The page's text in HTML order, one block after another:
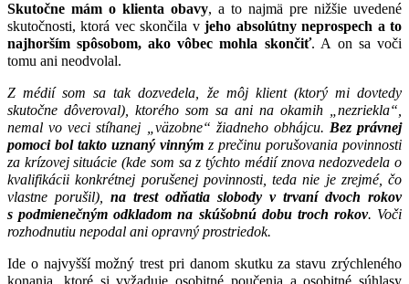
Skutočne mám o klienta obavy, a to najmä pre nižšie uvedené
skutočnosti, ktorá vec skončila vjeho absolútny neprospech a to
najhorším spôsobom, ako vôbec mohla skončiť. A on sa voči
tomu ani neodvolal.
Z médií som sa tak dozvedela, že môj klient (ktorý mi dovtedy
skutočne dôveroval), ktorého som sa ani na okamih „nezriekla“,
nemal vo veci stíhanej „väzobne“ žiadneho obhájcu. Bez právnej
pomoci bol takto uznaný vinným z prečinu porušovania povinnosti
za krízovej situácie (kde som sa z týchto médií znova nedozvedela o
kvalifikácii konkrétnej porušenej povinnosti, teda nie je zrejmé, čo
vlastne porušil), na trest odňatia slobody v trvaní dvoch rokov
s podmienečným odkladom na skúšobnú dobu troch rokov. Voči
rozhodnutiu nepodal ani opravný prostriedok.
Ide o najvyšší možný trest pri danom skutku za stavu zrýchleného